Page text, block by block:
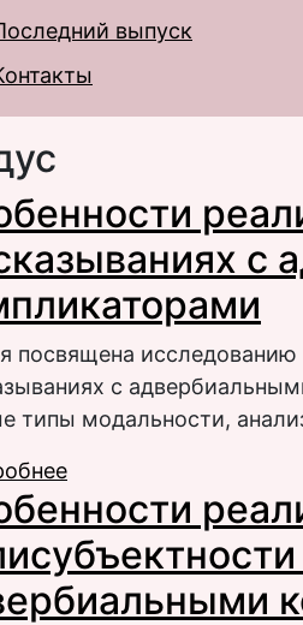
выпуск
с
посвящена
с
типы модальности,
адвербиальными